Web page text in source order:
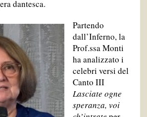
dantesca.
Partendo
dall’Inferno, la
Prof.ssa Monti
ha analizzato i
celebri versi del
Canto III
Lasciate ogne
speranza, voi